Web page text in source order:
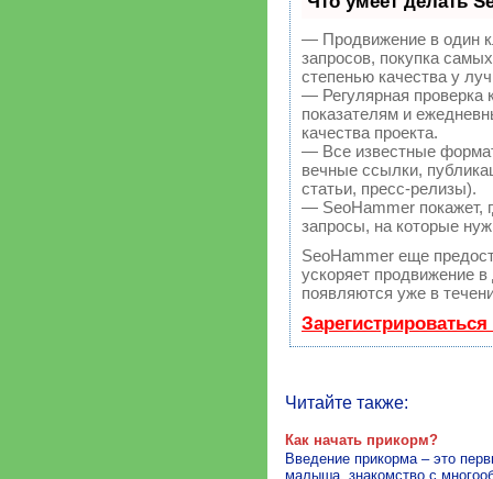
— Продвижение в один
запросов, покупка
степенью качества у
— Регулярная проверка
показателям и
качества проекта.
— Все известные
вечные ссылки,
статьи, пресс-релизы).
— SeoHammer покажет,
запросы, на которые
SeoHammer еще
ускоряет продвижение
появляются уже в
Читайте также:
Как начать прикорм?
Введение прикорма – это
малыша, знакомство с